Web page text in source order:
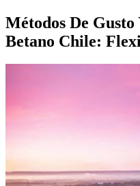
Métodos De
Betano Chile: